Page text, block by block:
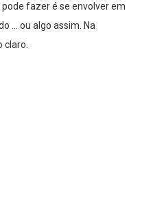
fazer é se envolver em
… ou algo assim. Na
claro.